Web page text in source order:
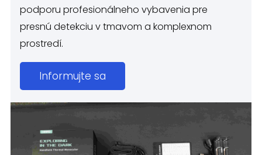
podporu profesionálneho vybavenia pre
presnú detekciu v tmavom a komplexnom
prostredí.
Informujte sa